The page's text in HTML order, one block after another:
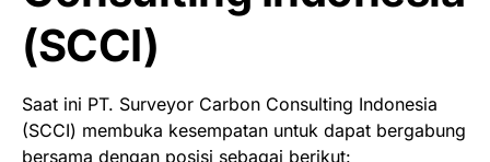
(SCCI)
Saat ini PT. Surveyor Carbon Consulting Indonesia
(SCCI) membuka kesempatan untuk dapat bergabung
bersama dengan posisi sebagai berikut: